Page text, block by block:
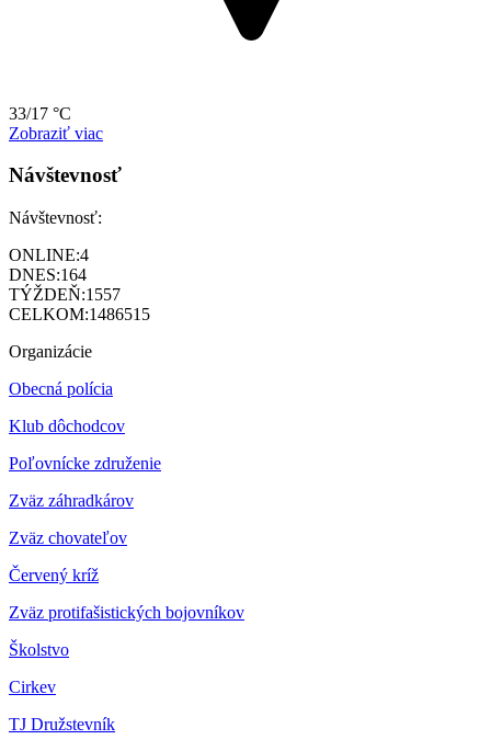
33/17 °C
Zobraziť viac
Návštevnosť
Návštevnosť:
ONLINE:4
DNES:164
TÝŽDEŇ:1557
CELKOM:1486515
Organizácie
Obecná polícia
Klub dôchodcov
Poľovnícke združenie
Zväz záhradkárov
Zväz chovateľov
Červený kríž
Zväz protifašistických bojovníkov
Školstvo
Cirkev
TJ Družstevník